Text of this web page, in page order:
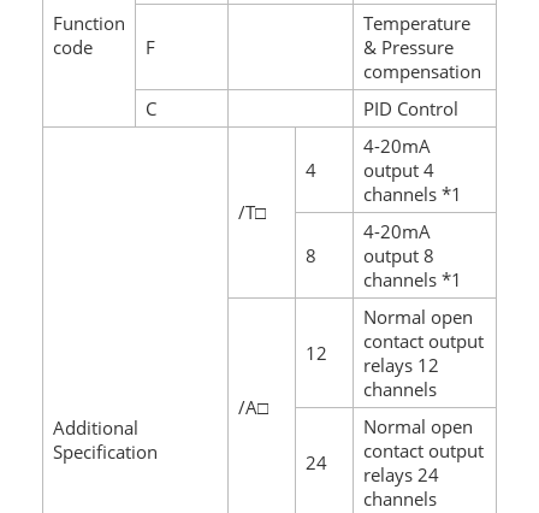
Function
code
F
Temperature
& Pressure
compensation
C
PID Control
Additional
Specification
/T□
4
4-20mA
output 4
channels *1
8
4-20mA
output 8
channels *1
/A□
12
Normal open
contact output
relays 12
channels
24
Normal open
contact output
relays 24
channels